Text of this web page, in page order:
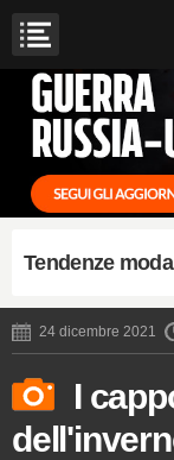
Tendenze
24 dicembre 2021
I